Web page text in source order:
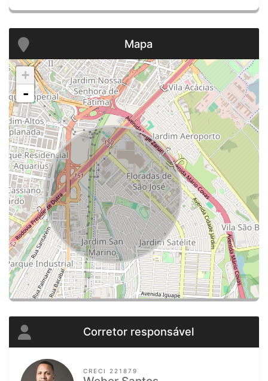
Mapa
+
-
Corretor responsável
CRECI 221879